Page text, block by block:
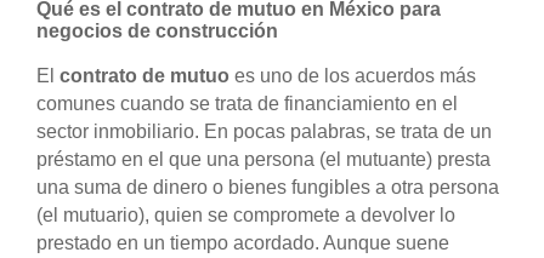
Qué es el contrato de mutuo en México para
negocios de construcción
El contrato de mutuo es uno de los acuerdos más
comunes cuando se trata de financiamiento en el
sector inmobiliario. En pocas palabras, se trata de un
préstamo en el que una persona (el mutuante) presta
una suma de dinero o bienes fungibles a otra persona
(el mutuario), quien se compromete a devolver lo
prestado en un tiempo acordado. Aunque suene